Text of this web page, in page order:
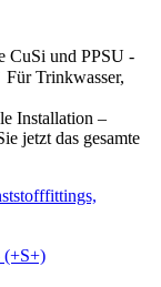
CuSi und PPSU -
Trinkwasser,
Installation –
jetzt das gesamte
(+S+)